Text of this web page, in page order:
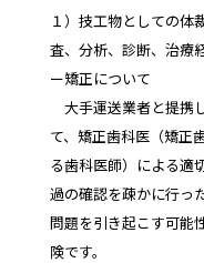
１）技工物としての体
査、分析、診断、治療
ー矯正について
大手運送業者と提携
て、矯正歯科医（矯正
る歯科医師）による適
過の確認を疎かに行っ
問題を引き起こす可能
険です。